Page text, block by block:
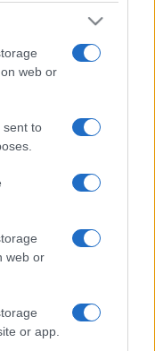
web or
sent to
web or
or app.
és az 1956-os
helyzetét
a fő hangsúlyt a
feltételeire
ACUD-Theater
volt a